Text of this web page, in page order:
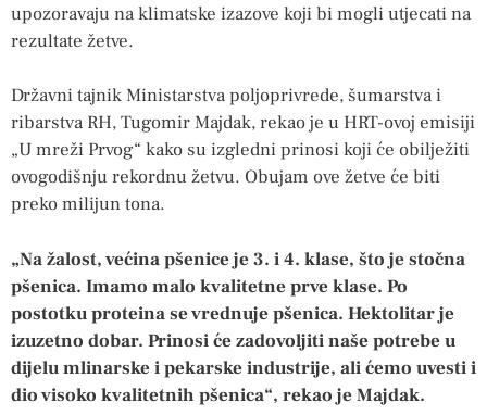
upozoravaju na klimatske izazove koji bi mogli utjecati na
rezultate žetve.
Državni tajnik Ministarstva poljoprivrede, šumarstva i
ribarstva RH, Tugomir Majdak, rekao je u HRT-ovoj emisiji
„U mreži Prvog“ kako su izgledni prinosi koji će obilježiti
ovogodišnju rekordnu žetvu. Obujam ove žetve će biti
preko milijun tona.
„Na žalost, većina pšenice je 3. i 4. klase, što je stočna
pšenica. Imamo malo kvalitetne prve klase. Po
postotku proteina se vrednuje pšenica. Hektolitar je
izuzetno dobar. Prinosi će zadovoljiti naše potrebe u
dijelu mlinarske i pekarske industrije, ali ćemo uvesti i
dio visoko kvalitetnih pšenica“, rekao je Majdak.